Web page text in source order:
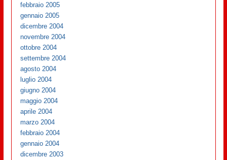
febbraio 2005
gennaio 2005
dicembre 2004
novembre 2004
ottobre 2004
settembre 2004
agosto 2004
luglio 2004
giugno 2004
maggio 2004
aprile 2004
marzo 2004
febbraio 2004
gennaio 2004
dicembre 2003